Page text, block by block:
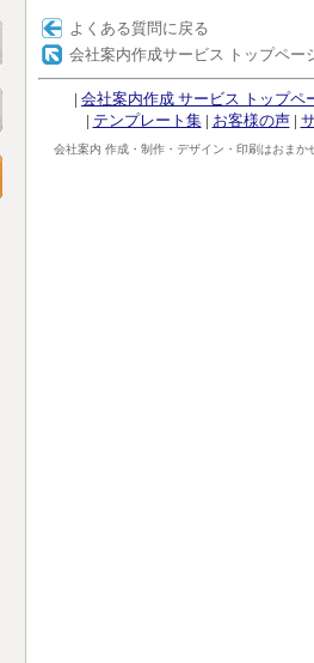
よくある質問に戻る
会社案内作成サービス トップペー
| 会社案内作成 サービス トップペ
| テンプレート集| お客様の声|
会社案内 作成・制作・デザイン・印刷はおまか